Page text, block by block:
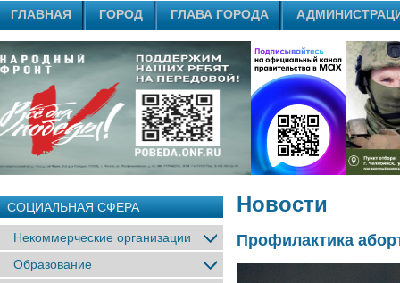
ГЛАВНАЯ ГОРОД ГЛАВА ГОРОДА
СОЦИАЛЬНАЯ СФЕРА
Некоммерческие организации
Образование
Новости
Профилактика